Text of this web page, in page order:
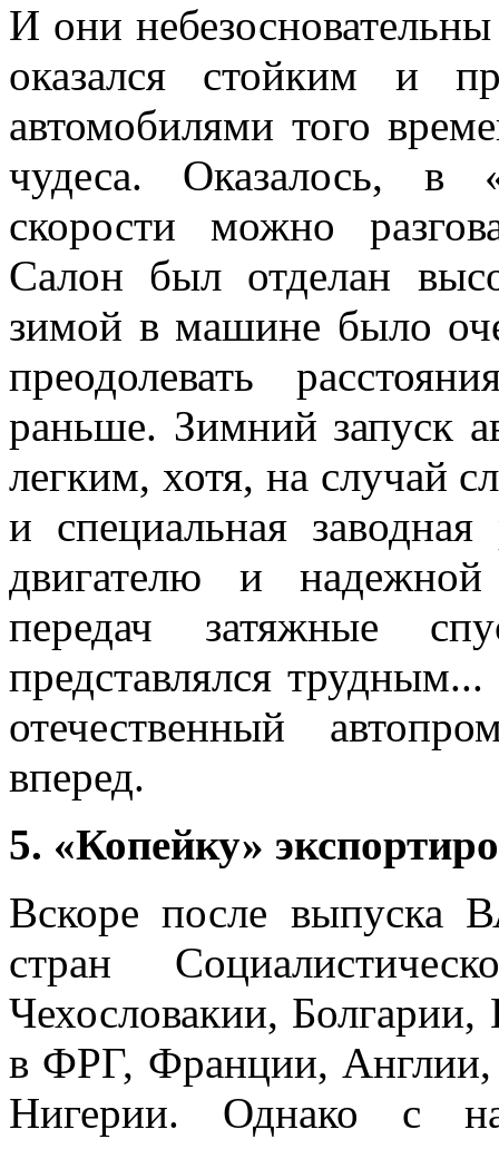
И они
оказался стойким и
автомобилями того
чудеса. Оказалось, в
скорости можно
Салон был отделан
зимой в машине было
преодолевать
раньше. Зимний запуск
легким, хотя, на случай
и специальная
двигателю и надежной
передач затяжные
представлялся
отечественный
вперед.
5. «Копейку»
Вскоре после выпуска
стран
Чехословакии,
в ФРГ, Франции,
Нигерии. Однако с